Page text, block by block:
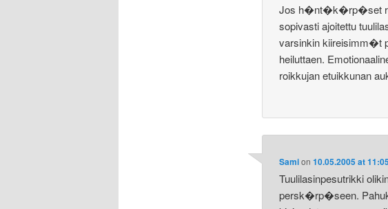
Jos h�nt�k�rp�set
sopivasti ajoitettu
varsinkin kiireisimm�t
heiluttaen.
roikkujan etuikkunan
Samion10.05.2005 at
Tuulilasinpesutrikki
persk�rp�seen.